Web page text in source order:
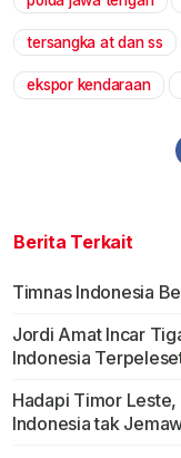
tersangka at dan ss
ekspor kendaraan
Berita Terkait
Timnas Indonesia
Jordi Amat Incar
Indonesia
Hadapi Timor
Indonesia tak